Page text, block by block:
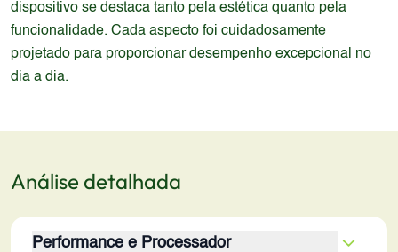
dispositivo se destaca tanto pela estética quanto pela
funcionalidade. Cada aspecto foi cuidadosamente
projetado para proporcionar desempenho excepcional no
dia a dia.
Análise detalhada
Performance e Processador